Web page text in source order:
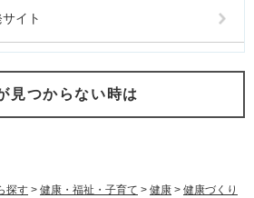
探す > 健康・福祉・子育て > 健康 > 健康づくり
イト
見つからない時は